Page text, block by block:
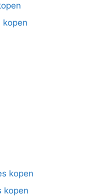
kopen
kopen
kopen